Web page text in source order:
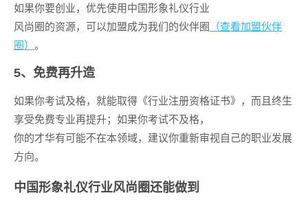
如果你要创业，优先使用中国形象礼仪行业
风尚圈的资源，可以加盟成为我们的伙伴圈 （查看加盟伙伴
圈） 。
5、免费再升造
如果你考试及格，就能取得《行业注册资格证书》，而且终生
享受免费专业再提升；如果你考试不及格，
你的才华有可能不在本领域，建议你重新审视自己的职业发展
方向。
中国形象礼仪行业风尚圈还能做到